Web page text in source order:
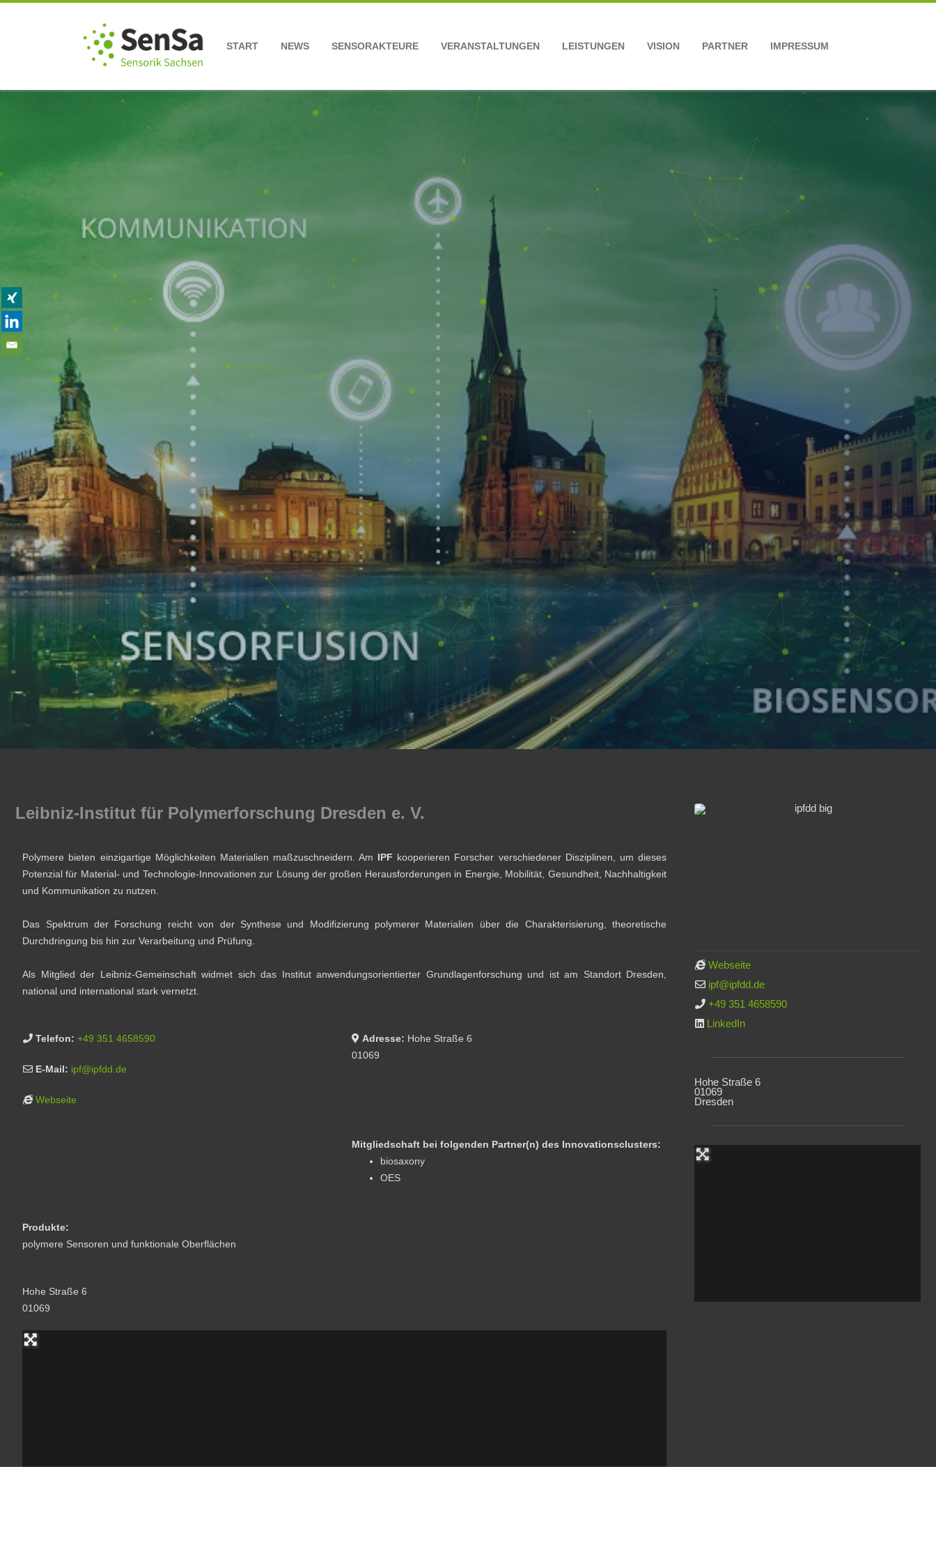
START NEWS SENSORAKTEURE VERANSTALTUNGEN LEISTUNGEN VISION PARTNER IMPRESSUM
Leibniz-Institut für Polymerforschung Dresden e. V.
Polymere bieten einzigartige Möglichkeiten Materialien maßzuschneidern. Am IPF kooperieren Forscher verschiedener Disziplinen, um dieses
Potenzial für Material- und Technologie-Innovationen zur Lösung der großen Herausforderungen in Energie, Mobilität, Gesundheit, Nachhaltigkeit
und Kommunikation zu nutzen.
Das Spektrum der Forschung reicht von der Synthese und Modifizierung polymerer Materialien über die Charakterisierung, theoretische
Durchdringung bis hin zur Verarbeitung und Prüfung.
Als Mitglied der Leibniz-Gemeinschaft widmet sich das Institut anwendungsorientierter Grundlagenforschung und ist am Standort Dresden,
national und international stark vernetzt.
Telefon: +49 351 4658590
E-Mail: ipf@ipfdd.de
Webseite
Adresse: Hohe Straße 6
01069
Mitgliedschaft bei folgenden Partner(n) des Innovationsclusters:
biosaxony
OES
Produkte:
polymere Sensoren und funktionale Oberflächen
Hohe Straße 6
01069
Webseite
ipf@ipfdd.de
+49 351 4658590
LinkedIn
Hohe Straße 6
01069
Dresden